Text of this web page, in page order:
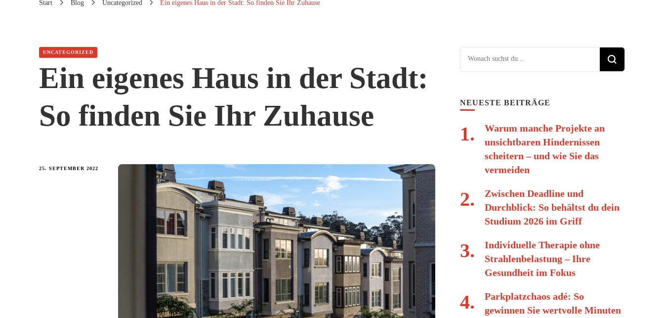
Start Blog Uncategorized Ein eigenes Haus in der Stadt: So finden Sie Ihr Zuhause
UNCATEGORIZED
Ein eigenes Haus in der Stadt:
So finden Sie Ihr Zuhause
25. SEPTEMBER 2022
Suchst du nach etwas?
NEUESTE BEITRÄGE
Warum manche Projekte an
unsichtbaren Hindernissen
scheitern – und wie Sie das
vermeiden
Zwischen Deadline und
Durchblick: So behältst du dein
Studium 2026 im Griff
Individuelle Therapie ohne
Strahlenbelastung – Ihre
Gesundheit im Fokus
Parkplatzchaos adé: So
gewinnen Sie wertvolle Minuten